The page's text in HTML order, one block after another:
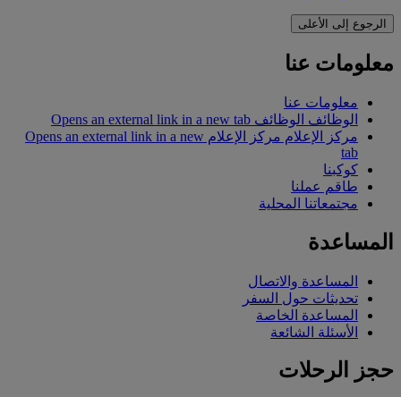
الرجوع إلى الأعلى
معلومات عنا
معلومات عنا
الوظائف الوظائف Opens an external link in a new tab
مركز الإعلام
مركز الإعلام Opens an external link in a new
tab
كوكبنا
طاقم عملنا
مجتمعاتنا المحلية
المساعدة
المساعدة والاتصال
تحديثات حول السفر
المساعدة الخاصة
الأسئلة الشائعة
حجز الرحلات